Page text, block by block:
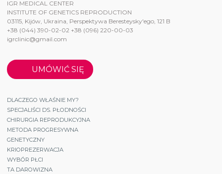
IGR MEDICAL CENTER
INSTITUTE OF GENETICS REPRODUCTION
03115, Kijów, Ukraina, Perspektywa Beresteysky'ego, 121 B
+38 (044) 390-02-02 +38 (096) 220-00-03
igrclinic@gmail.com
UMÓWIĆ SIĘ
DLACZEGO WŁAŚNIE MY?
SPECJALIŚCI DS. PŁODNOŚCI
CHIRURGIA REPRODUKCYJNA
METODA PROGRESYWNA
GENETYCZNY
KRIOPREZERWACJA
WYBÓR PŁCI
TA DAROWIZNA